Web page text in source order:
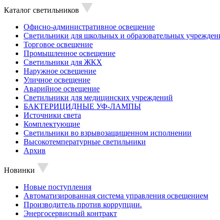
Каталог светильников
Офисно-административное освещение
Светильники для школьных и образовательных
Торговое освещение
Промышленное освещение
Светильники для ЖКХ
Наружное освещение
Уличное освещение
Аварийное освещение
Светильники для медицинских учреждений
БАКТЕРИЦИДНЫЕ УФ-ЛАМПЫ
Источники света
Комплектующие
Светильники во взрывозащищенном исполнении
Высокотемпературные светильники
Архив
Новинки
Новые поступления
Автоматизированная система управления освещением
Производитель против коррупции.
Энергосервисный контракт